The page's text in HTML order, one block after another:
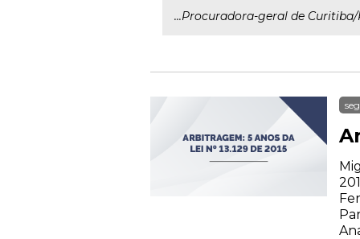
...Procuradora-geral de